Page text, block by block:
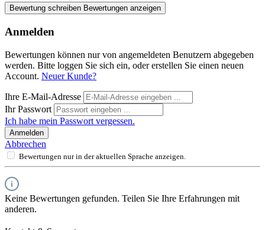
Bewertung schreiben Bewertungen anzeigen
Anmelden
Bewertungen können nur von angemeldeten Benutzern abgegeben
werden. Bitte loggen Sie sich ein, oder erstellen Sie einen neuen
Account. Neuer Kunde?
Ihre E-Mail-Adresse
Ihr Passwort
Ich habe mein Passwort vergessen.
Anmelden
Abbrechen
Bewertungen nur in der aktuellen Sprache anzeigen.
Keine Bewertungen gefunden. Teilen Sie Ihre Erfahrungen mit
anderen.